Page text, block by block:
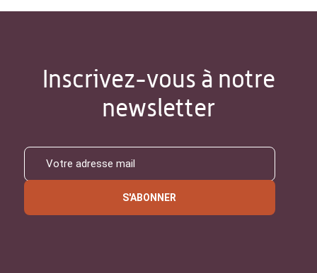
Inscrivez-vous à notre
newsletter
S'ABONNER